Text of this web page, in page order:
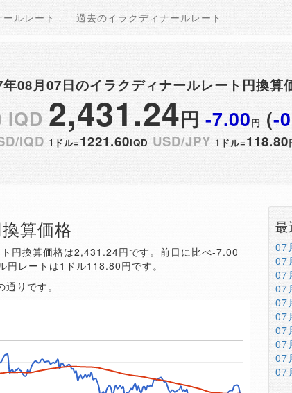
ルレート 過去のイラクディナールレート
08月07日のイラクディナールレート円換算
IQD 2,431.24円 -7.00円 (-
IQD 1ドル=1221.60IQD USD/JPY 1ドル=118.80
算価格
円換算価格は2,431.24円です。前日に比べ-7.00
レートは1ドル118.80円です。
りです。
最
07
07
07
07
07
07
07
07
07
07